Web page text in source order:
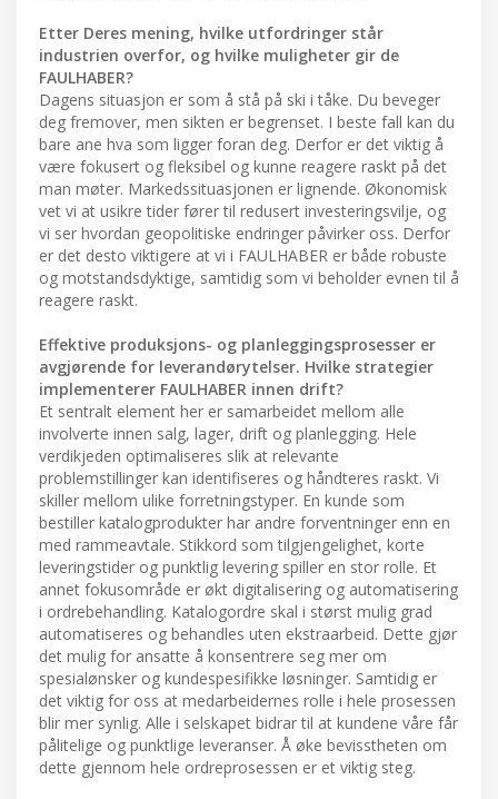
Etter Deres mening, hvilke utfordringer står
industrien overfor, og hvilke muligheter gir de
FAULHABER?
Dagens situasjon er som å stå på ski i tåke. Du beveger
deg fremover, men sikten er begrenset. I beste fall kan du
bare ane hva som ligger foran deg. Derfor er det viktig å
være fokusert og fleksibel og kunne reagere raskt på det
man møter. Markedssituasjonen er lignende. Økonomisk
vet vi at usikre tider fører til redusert investeringsvilje, og
vi ser hvordan geopolitiske endringer påvirker oss. Derfor
er det desto viktigere at vi i FAULHABER er både robuste
og motstandsdyktige, samtidig som vi beholder evnen til å
reagere raskt.
Effektive produksjons- og planleggingsprosesser er
avgjørende for leverandørytelser. Hvilke strategier
implementerer FAULHABER innen drift?
Et sentralt element her er samarbeidet mellom alle
involverte innen salg, lager, drift og planlegging. Hele
verdikjeden optimaliseres slik at relevante
problemstillinger kan identifiseres og håndteres raskt. Vi
skiller mellom ulike forretningstyper. En kunde som
bestiller katalogprodukter har andre forventninger enn en
med rammeavtale. Stikkord som tilgjengelighet, korte
leveringstider og punktlig levering spiller en stor rolle. Et
annet fokusområde er økt digitalisering og automatisering
i ordrebehandling. Katalogordre skal i størst mulig grad
automatiseres og behandles uten ekstraarbeid. Dette gjør
det mulig for ansatte å konsentrere seg mer om
spesialønsker og kundespesifikke løsninger. Samtidig er
det viktig for oss at medarbeidernes rolle i hele prosessen
blir mer synlig. Alle i selskapet bidrar til at kundene våre får
pålitelige og punktlige leveranser. Å øke bevisstheten om
dette gjennom hele ordreprosessen er et viktig steg.